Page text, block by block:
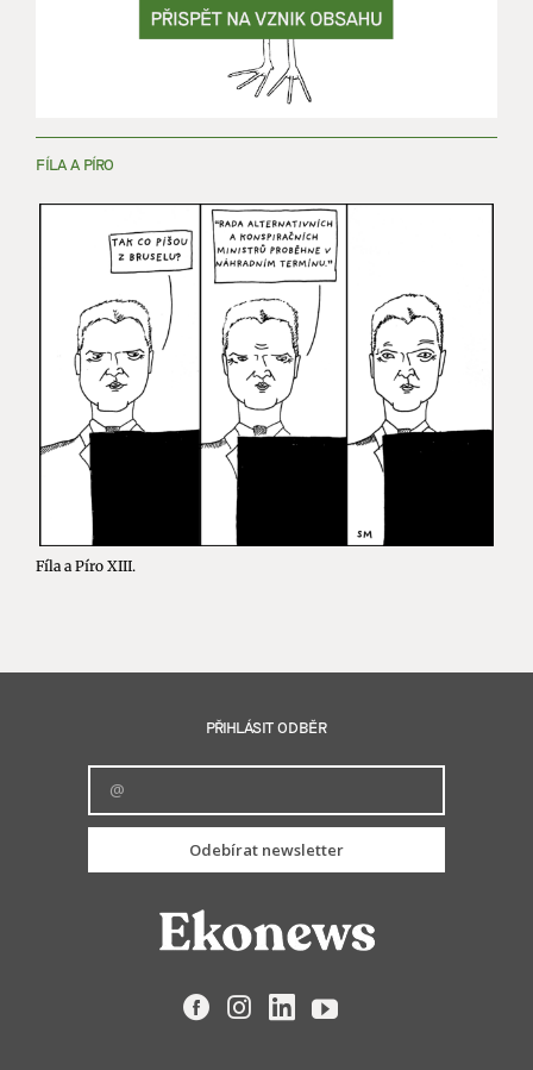
FÍLA A PÍRO
Fíla a Píro XIII.
PŘIHLÁSIT ODBĚR
Odebírat newsletter
FacebookInstagramLinkedIn
YouTube